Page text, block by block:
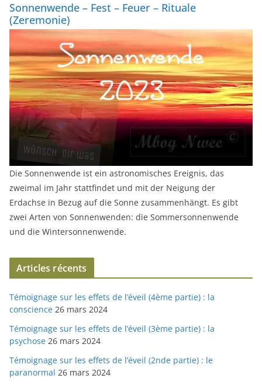
Sonnenwende – Fest – Feuer – Rituale
(Zeremonie)
Die Sonnenwende ist ein astronomisches Ereignis, das
zweimal im Jahr stattfindet und mit der Neigung der
Erdachse in Bezug auf die Sonne zusammenhängt. Es gibt
zwei Arten von Sonnenwenden: die Sommersonnenwende
und die Wintersonnenwende.
Articles récents
Témoignage sur les effets de l’éveil (4ème partie) : la
conscience 26 mars 2024
Témoignage sur les effets de l’éveil (3ème partie) : la
psychose 26 mars 2024
Témoignage sur les effets de l’éveil (2nde partie) : le
paranormal 26 mars 2024